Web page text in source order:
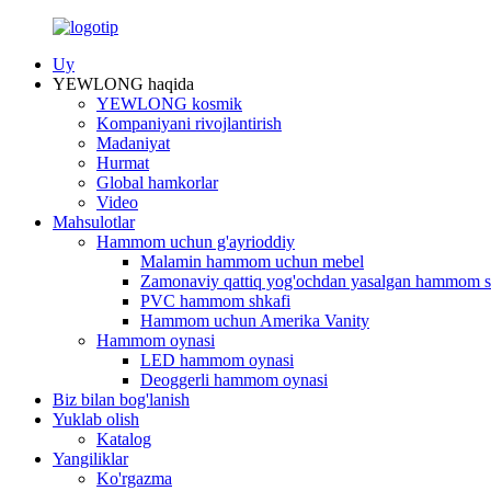
Uy
YEWLONG haqida
YEWLONG kosmik
Kompaniyani rivojlantirish
Madaniyat
Hurmat
Global hamkorlar
Video
Mahsulotlar
Hammom uchun g'ayrioddiy
Malamin hammom uchun mebel
Zamonaviy qattiq yog'ochdan yasalgan hammom
PVC hammom shkafi
Hammom uchun Amerika Vanity
Hammom oynasi
LED hammom oynasi
Deoggerli hammom oynasi
Biz bilan bog'lanish
Yuklab olish
Katalog
Yangiliklar
Ko'rgazma